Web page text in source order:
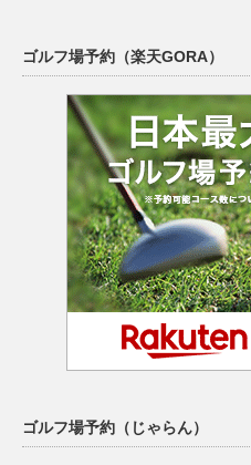
ゴルフ場予約（楽天GORA）
ゴルフ場予約（じゃらん）